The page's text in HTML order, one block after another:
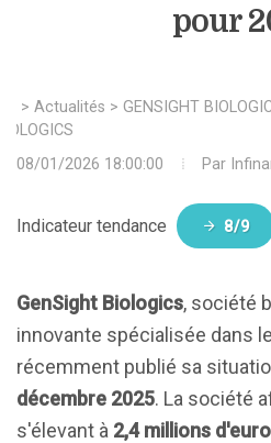
pour
> Actualités > GENSIGHT
08/01/2026 18:00:00
Par
Indicateur tendance 8/9
GenSight Biologics, société
innovante spécialisée dans
récemment publié sa
décembre 2025. La société
s'élevant à 2,4 millions